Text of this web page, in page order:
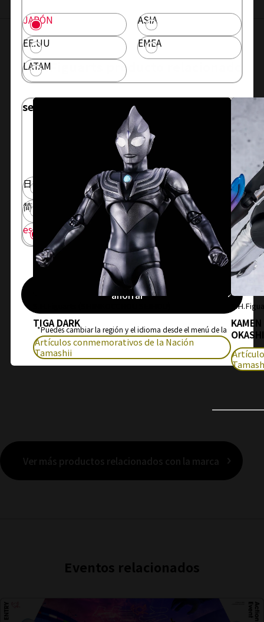
S.H.Figuarts producto relacionado
TIGA DARK
Artículos conmemorativos de la Nación
Tamashii
Ver más productos relacionados con la marca
Eventos relacionados
JAPÓN
ASIA
EE.UU
EMEA
LATAM
selecciona un idioma
Seleccione el idioma que desea utilizar para
navegar por el sitio.
日本語
English
简体中文
繁體中文
español
ahorrar
*Puedes cambiar la región y el idioma desde el menú de la
cabecera.